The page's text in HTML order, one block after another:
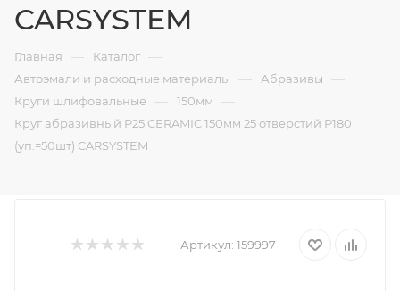
CARSYSTEM
Главная — Каталог —
Автоэмали и расходные материалы — Абразивы —
Круги шлифовальные — 150мм —
Круг абразивный P25 CERAMIC 150мм 25 отверстий P180
(уп.=50шт) CARSYSTEM
Артикул: 159997